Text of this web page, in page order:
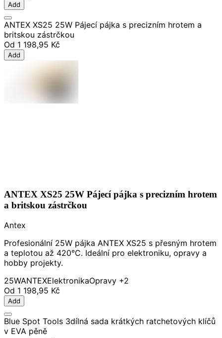
Add
ANTEX XS25 25W Pájecí pájka s precizním hrotem a
britskou zástrčkou
Od 1 198,95 Kč
Add
ANTEX XS25 25W Pájecí pájka s precizním hrotem
a britskou zástrčkou
Antex
Profesionální 25W pájka ANTEX XS25 s přesným hrotem
a teplotou až 420°C. Ideální pro elektroniku, opravy a
hobby projekty.
25WANTEXElektronikaOpravy +2
Od 1 198,95 Kč
Add
Blue Spot Tools 3dílná sada krátkých ratchetových klíčů
v EVA pěně